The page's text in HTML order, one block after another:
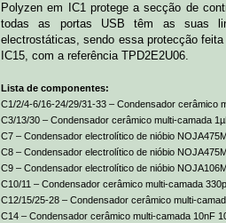
Polyzen em IC1 protege a secção de
todas as portas USB têm as suas
electrostáticas, sendo essa protecção
IC15, com a referência TPD2E2U06.
Lista de componentes:
C1/2/4-6/16-24/29/31-33 – Condensador cerâmico
C3/13/30 – Condensador cerâmico multi-camada
C7 – Condensador electrolítico de nióbio
C8 – Condensador electrolítico de nióbio
C9 – Condensador electrolítico de nióbio
C10/11 – Condensador cerâmico multi-camada
C12/15/25-28 – Condensador cerâmico multi-
C14 – Condensador cerâmico multi-camada 10nF